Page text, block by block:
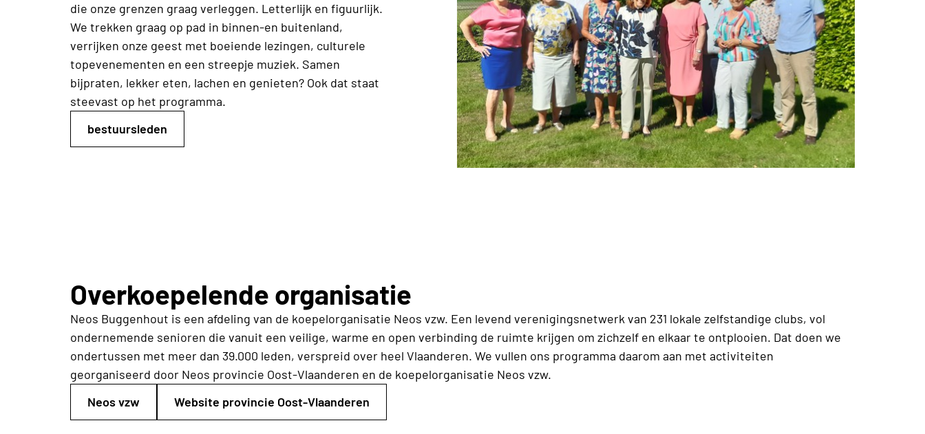
die onze grenzen graag verleggen. Letterlijk en figuurlijk.
We trekken graag op pad in binnen-en buitenland,
verrijken onze geest met boeiende lezingen, culturele
topevenementen en een streepje muziek. Samen
bijpraten, lekker eten, lachen en genieten? Ook dat staat
steevast op het programma.
bestuursleden
Overkoepelende organisatie
Neos Buggenhout is een afdeling van de koepelorganisatie Neos vzw. Een levend verenigingsnetwerk van 231 lokale zelfstandige clubs, vol
ondernemende senioren die vanuit een veilige, warme en open verbinding de ruimte krijgen om zichzelf en elkaar te ontplooien. Dat doen we
ondertussen met meer dan 39.000 leden, verspreid over heel Vlaanderen. We vullen ons programma daarom aan met activiteiten
georganiseerd door Neos provincie Oost-Vlaanderen en de koepelorganisatie Neos vzw.
Neos vzw
Website provincie Oost-Vlaanderen